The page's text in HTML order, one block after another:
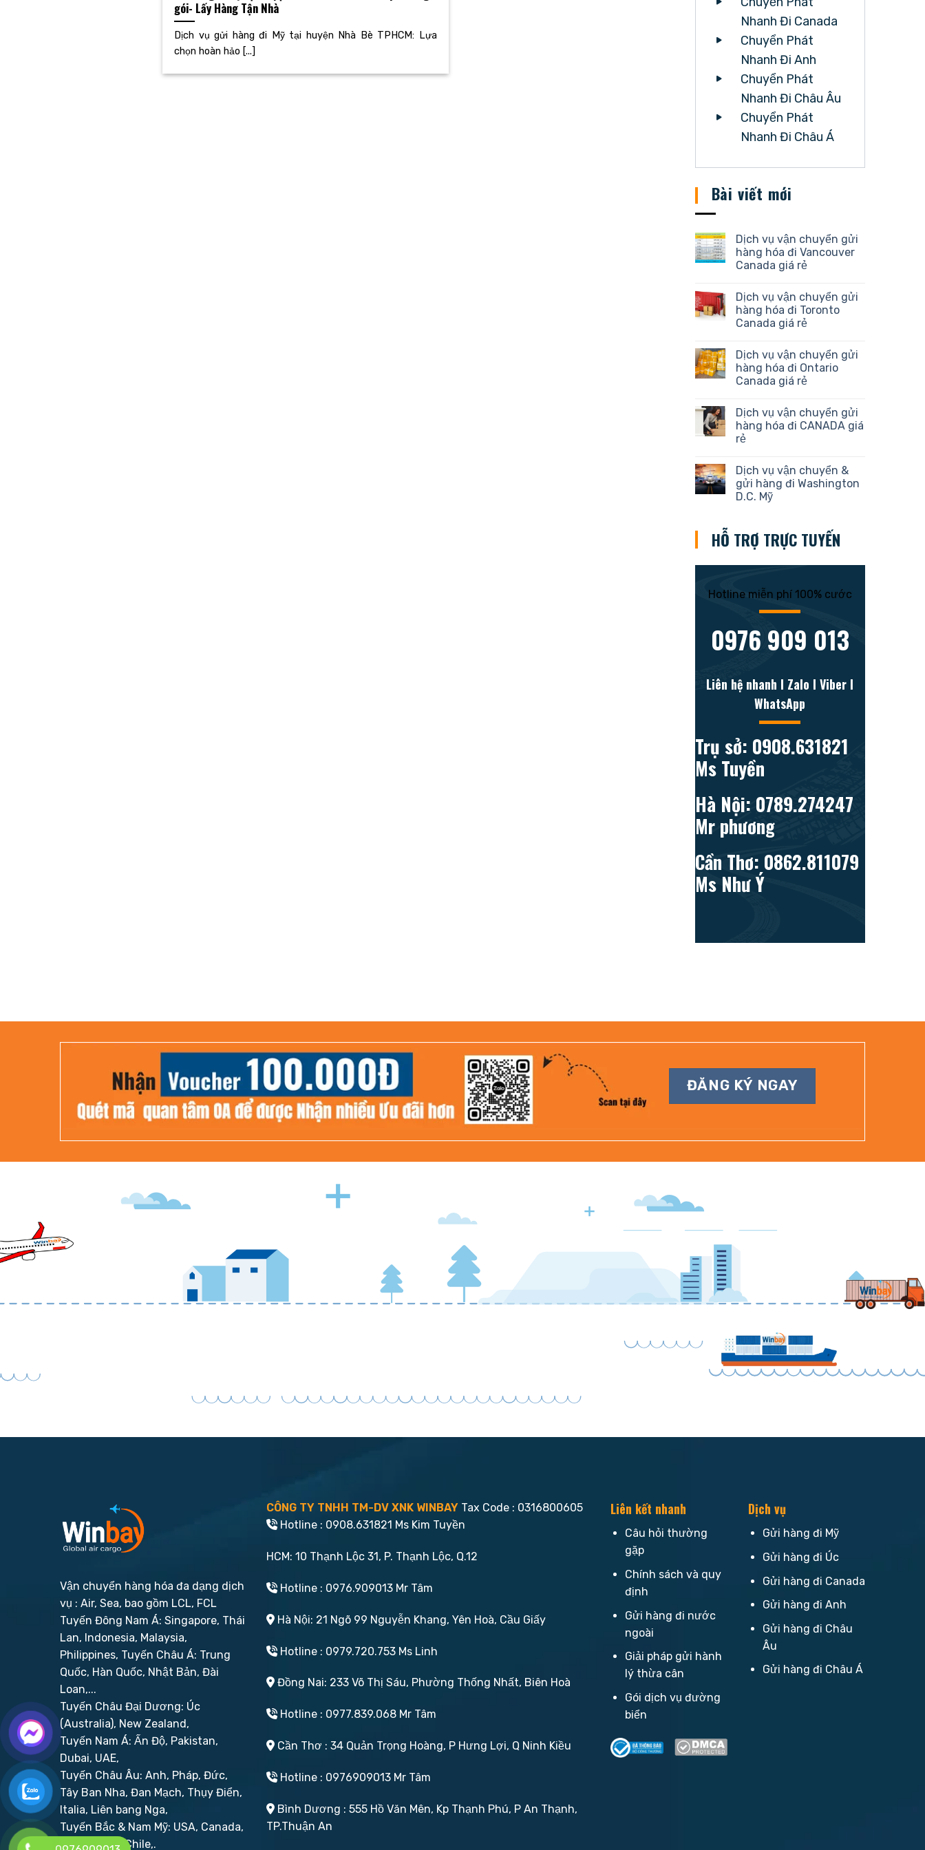
gói- Lấy Hàng Tận Nhà
Dịch vụ gửi hàng đi Mỹ tại huyện Nhà Bè TPHCM: Lựa
chọn hoàn hảo [...]
Nhanh Đi Canada
Chuyển Phát
Nhanh Đi Anh
Chuyển Phát
Nhanh Đi Châu Âu
Chuyển Phát
Nhanh Đi Châu Á
Bài viết mới
Dịch vụ vận chuyển gửi
hàng hóa đi Vancouver
Canada giá rẻ
Dịch vụ vận chuyển gửi
hàng hóa đi Toronto
Canada giá rẻ
Dịch vụ vận chuyển gửi
hàng hóa đi Ontario
Canada giá rẻ
Dịch vụ vận chuyển gửi
hàng hóa đi CANADA giá
rẻ
Dịch vụ vận chuyển &
gửi hàng đi Washington
D.C. Mỹ
HỖ TRỢ TRỰC TUYẾN
Hotline miễn phí 100% cước
0976 909 013
Liên hệ nhanh l Zalo l Viber l
WhatsApp
Trụ sở: 0908.631821
Ms Tuyền
Hà Nội: 0789.274247
Mr phương
Cần Thơ: 0862.811079
Ms Như Ý
ĐĂNG KÝ NGAY
Vận chuyển hàng hóa đa dạng dịch
vụ : Air, Sea, bao gồm LCL, FCL
Tuyến Đông Nam Á: Singapore, Thái
Lan, Indonesia, Malaysia,
Philippines, Tuyến Châu Á: Trung
Quốc, Hàn Quốc, Nhật Bản, Đài
Loan,...
Tuyến Châu Đại Dương: Úc
(Australia), New Zealand,
Tuyến Nam Á: Ấn Độ, Pakistan,
Dubai, UAE,
Tuyến Châu Âu: Anh, Pháp, Đức,
Tây Ban Nha, Đan Mạch, Thụy Điển,
Italia, Liên bang Nga,
Tuyến Bắc & Nam Mỹ: USA, Canada,
Brazil, Peru, Chile,.
CÔNG TY TNHH TM-DV XNK WINBAY Tax Code : 0316800605
Hotline : 0908.631821 Ms Kim Tuyền
HCM: 10 Thạnh Lộc 31, P. Thạnh Lộc, Q.12
Hotline : 0976.909013 Mr Tâm
Hà Nội: 21 Ngõ 99 Nguyễn Khang, Yên Hoà, Cầu Giấy
Hotline : 0979.720.753 Ms Linh
Đồng Nai: 233 Võ Thị Sáu, Phường Thống Nhất, Biên Hoà
Hotline : 0977.839.068 Mr Tâm
Cần Thơ : 34 Quản Trọng Hoàng, P Hưng Lợi, Q Ninh Kiều
Hotline : 0976909013 Mr Tâm
Bình Dương : 555 Hồ Văn Mên, Kp Thạnh Phú, P An Thạnh,
TP.Thuận An
Liên kết nhanh
Câu hỏi thường
gặp
Chính sách và quy
định
Gửi hàng đi nước
ngoài
Giải pháp gửi hành
lý thừa cân
Gói dịch vụ đường
biển
Dịch vụ
Gửi hàng đi Mỹ
Gửi hàng đi Úc
Gửi hàng đi Canada
Gửi hàng đi Anh
Gửi hàng đi Châu
Âu
Gửi hàng đi Châu Á